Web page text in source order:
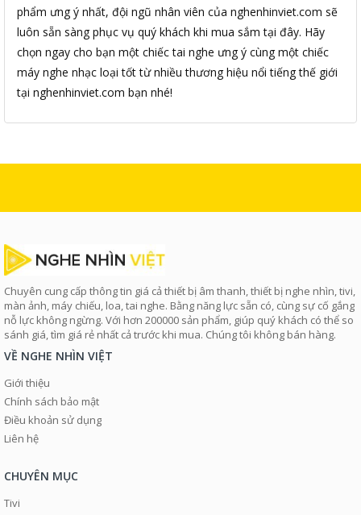
phẩm ưng ý nhất, đội ngũ nhân viên của nghenhinviet.com sẽ
luôn sẵn sàng phục vụ quý khách khi mua sắm tại đây. Hãy
chọn ngay cho bạn một chiếc tai nghe ưng ý cùng một chiếc
máy nghe nhạc loại tốt từ nhiều thương hiệu nổi tiếng thế giới
tại nghenhinviet.com bạn nhé!
Chuyên cung cấp thông tin giá cả thiết bị âm thanh, thiết bị nghe nhìn, tivi,
màn ảnh, máy chiếu, loa, tai nghe. Bằng năng lực sẵn có, cùng sự cố gắng
nỗ lực không ngừng. Với hơn 200000 sản phẩm, giúp quý khách có thể so
sánh giá, tìm giá rẻ nhất cả trước khi mua. Chúng tôi không bán hàng.
VỀ NGHE NHÌN VIỆT
Giới thiệu
Chính sách bảo mật
Điều khoản sử dụng
Liên hệ
CHUYÊN MỤC
Tivi